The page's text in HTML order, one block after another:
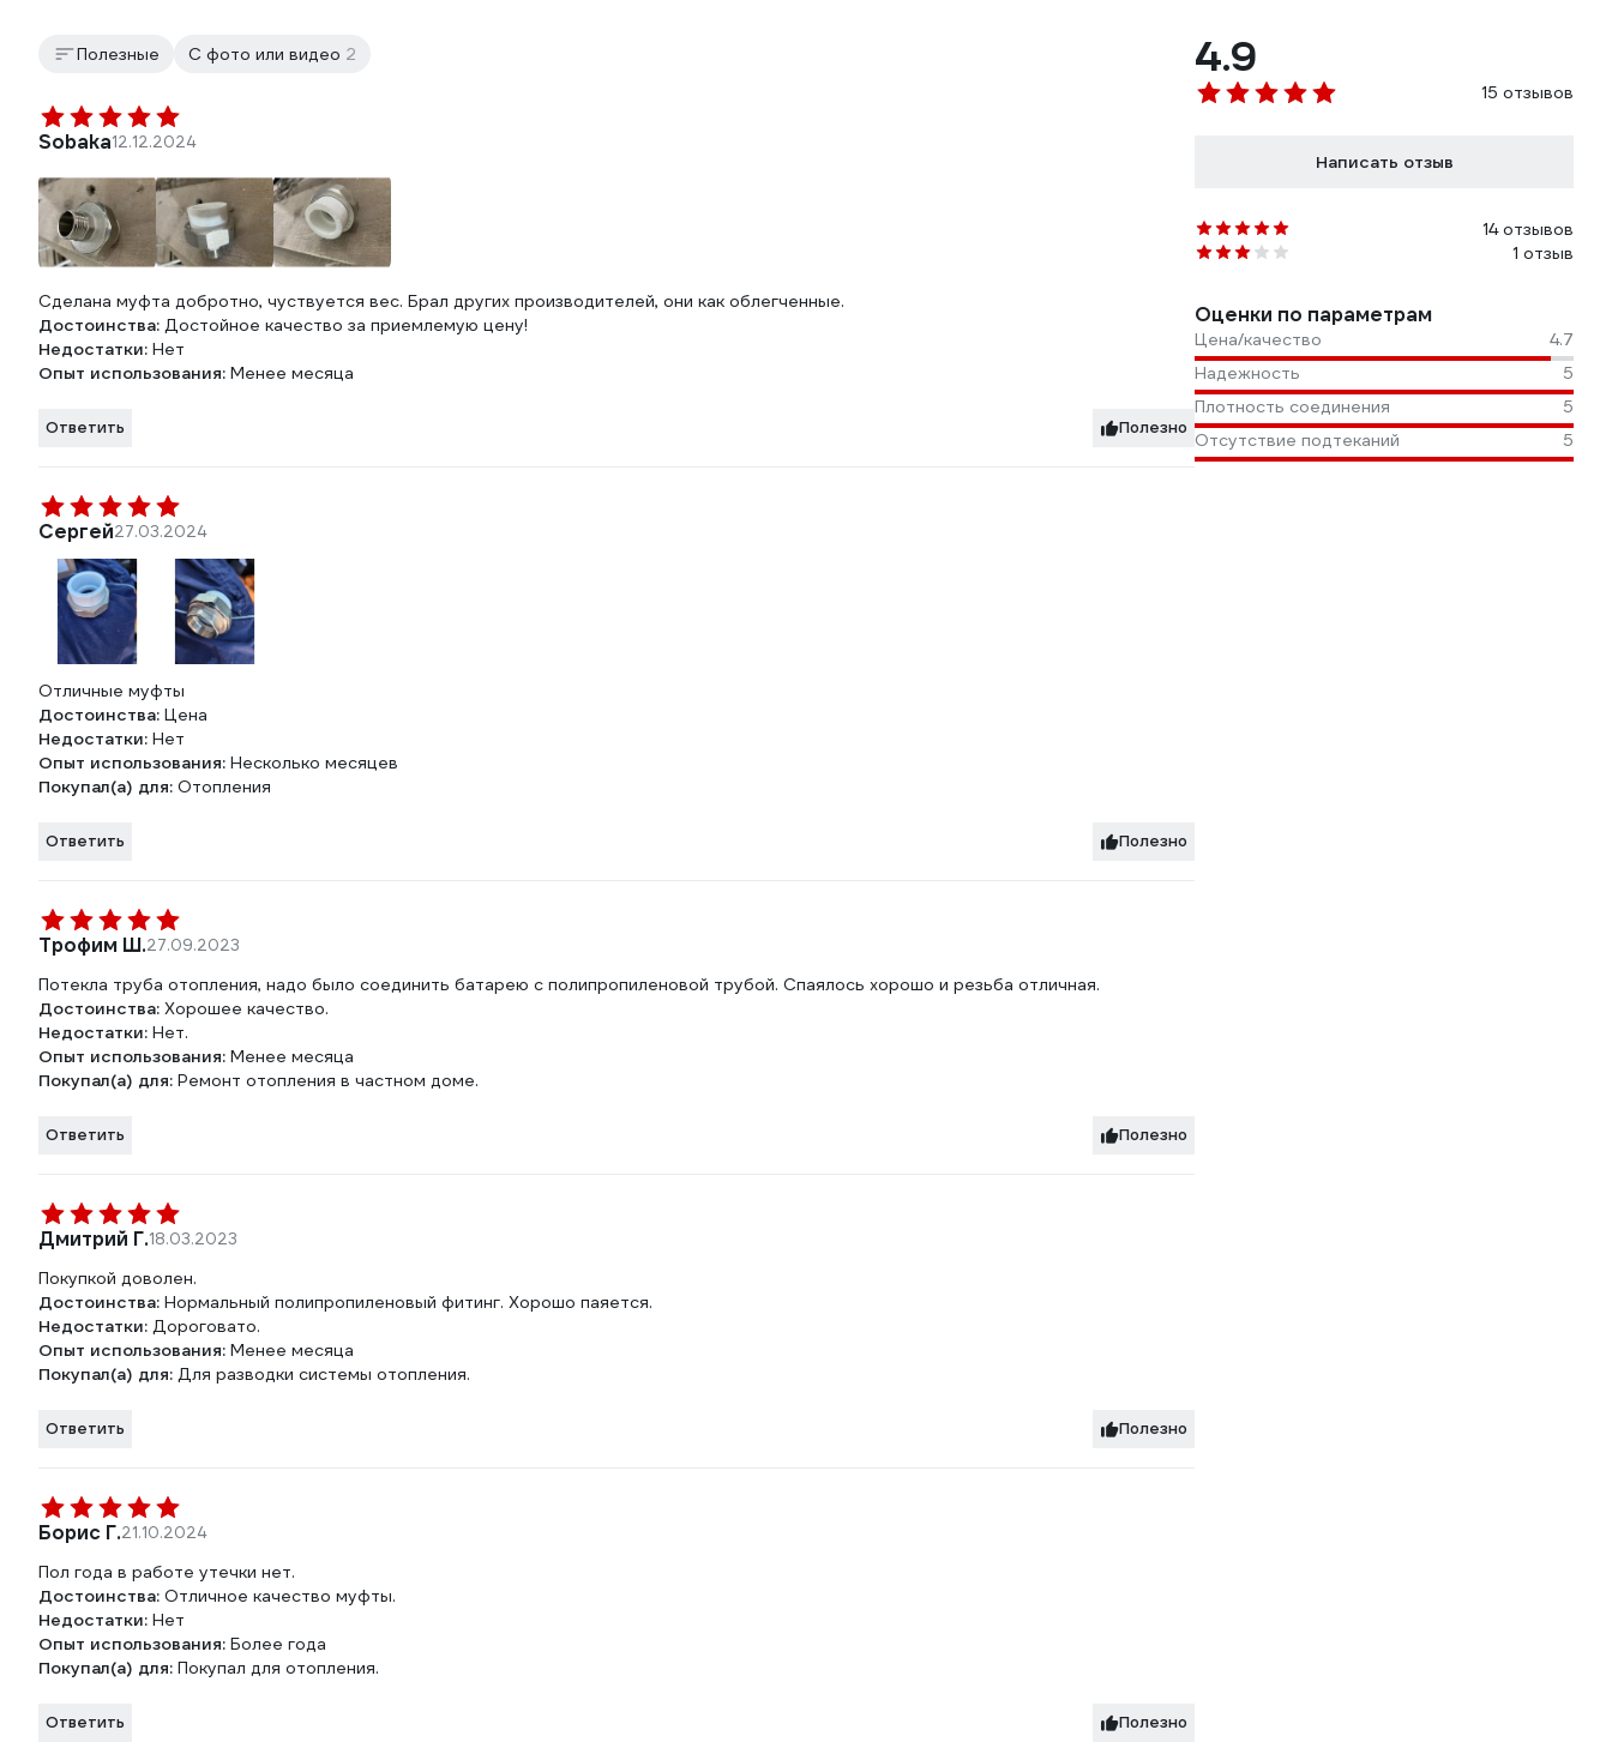
4.9
15 отзывов
Написать отзыв
14 отзывов
1 отзыв
Оценки по параметрам
Цена/качество
4.7
Надежность
5
Плотность соединения
5
Отсутствие подтеканий
5
Полезные С фото или видео 2
Sobaka12.12.2024
Сделана муфта добротно, чуствуется вес. Брал других производителей, они как облегченные.
Достоинства: Достойное качество за приемлемую цену!
Недостатки: Нет
Опыт использования: Менее месяца
Ответить Полезно
Сергей27.03.2024
Отличные муфты
Достоинства: Цена
Недостатки: Нет
Опыт использования: Несколько месяцев
Покупал(а) для: Отопления
Ответить Полезно
Трофим Ш.27.09.2023
Потекла труба отопления, надо было соединить батарею с полипропиленовой трубой. Спаялось хорошо и резьба отличная.
Достоинства: Хорошее качество.
Недостатки: Нет.
Опыт использования: Менее месяца
Покупал(а) для: Ремонт отопления в частном доме.
Ответить Полезно
Дмитрий Г.18.03.2023
Покупкой доволен.
Достоинства: Нормальный полипропиленовый фитинг. Хорошо паяется.
Недостатки: Дороговато.
Опыт использования: Менее месяца
Покупал(а) для: Для разводки системы отопления.
Ответить Полезно
Борис Г.21.10.2024
Пол года в работе утечки нет.
Достоинства: Отличное качество муфты.
Недостатки: Нет
Опыт использования: Более года
Покупал(а) для: Покупал для отопления.
Ответить Полезно